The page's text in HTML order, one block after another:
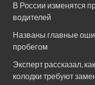
В России изменятся
водителей
Названы главные
пробегом
Эксперт рассказал,
колодки требуют